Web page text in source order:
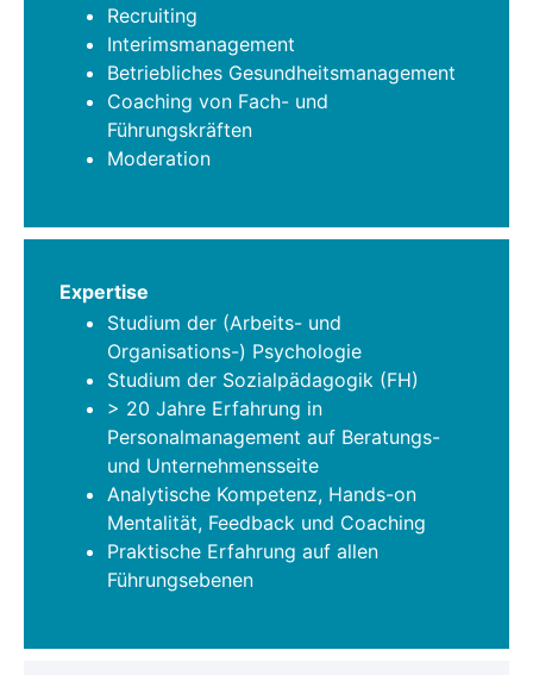
Recruiting
Interimsmanagement
Betriebliches Gesundheitsmanagement
Coaching von Fach- und
Führungskräften
Moderation
Expertise
Studium der (Arbeits- und
Organisations-) Psychologie
Studium der Sozialpädagogik (FH)
> 20 Jahre Erfahrung in
Personalmanagement auf Beratungs-
und Unternehmensseite
Analytische Kompetenz, Hands-on
Mentalität, Feedback und Coaching
Praktische Erfahrung auf allen
Führungsebenen